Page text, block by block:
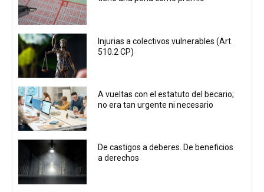
Injurias a colectivos vulnerables (Art.
510.2 CP)
A vueltas con el estatuto del becario;
no era tan urgente ni necesario
De castigos a deberes. De beneficios
a derechos